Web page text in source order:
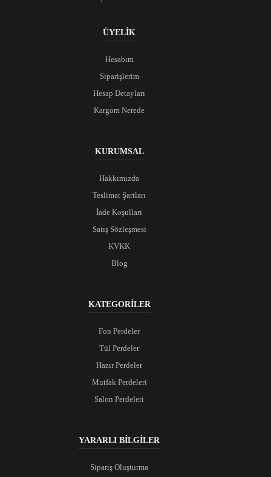
ÜYELİK
Hesabım
Siparişlerim
Hesap Detayları
Kargom Nerede
KURUMSAL
Hakkımızda
Teslimat Şartları
İade Koşulları
Satış Sözleşmesi
KVKK
Blog
KATEGORİLER
Fon Perdeler
Tül Perdeler
Hazır Perdeler
Mutfak Perdeleri
Salon Perdeleri
YARARLI BİLGİLER
Sipariş Oluşturma